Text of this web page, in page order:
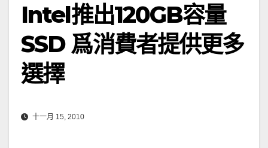
Intel推出120GB容量
SSD 爲消費者提供更多
選擇
十一月 15, 2010